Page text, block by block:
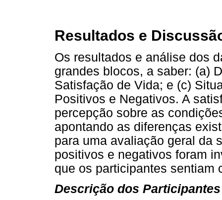
Resultados e
Os resultados e análise dos
grandes blocos, a saber: (a)
Satisfação de Vida; e (c)
Positivos e Negativos. A
percepção sobre as
apontando as diferenças
para uma avaliação geral da
positivos e negativos foram
que os participantes sentiam
Descrição dos Participantes